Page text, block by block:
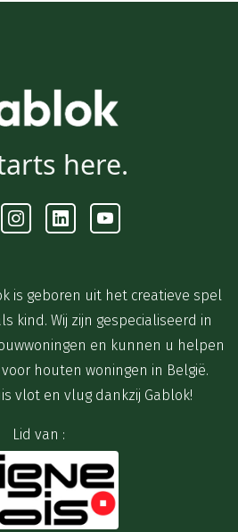
here.
InstagramLinkedinYoutube
is geboren uit het creatieve spel
kind. Wij zijn gespecialiseerd in
en kunnen u helpen
houten woningen in België.
vlot en vlug dankzij Gablok!
Lid van :